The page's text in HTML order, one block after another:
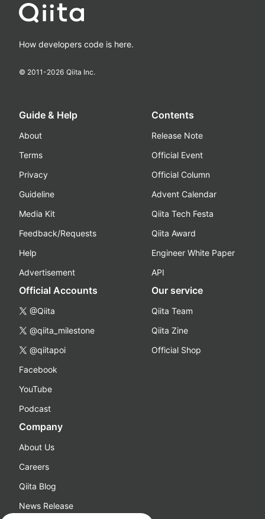
How developers code is here.
© 2011-2026 Qiita Inc.
Guide & Help
About
Terms
Privacy
Guideline
Media Kit
Feedback/Requests
Help
Advertisement
Contents
Release Note
Official Event
Official Column
Advent Calendar
Qiita Tech Festa
Qiita Award
Engineer White Paper
API
Official Accounts
@Qiita
@qiita_milestone
@qiitapoi
Facebook
YouTube
Podcast
Our service
Qiita Team
Qiita Zine
Official Shop
Company
About Us
Careers
Qiita Blog
News Release